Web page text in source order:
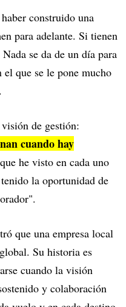
construido una
para adelante. Si tienen
se da de un día para
que se le pone mucho
de gestión:
cuando hay
he visto en cada uno
la oportunidad de
que una empresa local
Su historia es
cuando la visión
y colaboración